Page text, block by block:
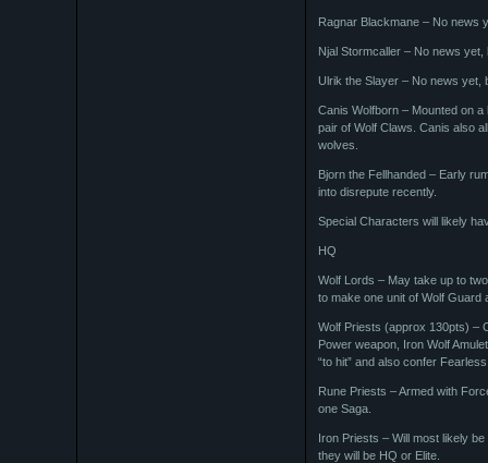
Ragnar Blackmane – No news
Njal Stormcaller – No news
Ulrik the Slayer – No news yet,
Canis Wolfborn – Mounted on
pair of Wolf Claws. Canis also
wolves.
Bjorn the Fellhanded – Early
into disrepute recently.
Special Characters will likely
HQ
Wolf Lords – May take up to
to make one unit of Wolf Guard
Wolf Priests (approx 130pts) –
Power weapon, Iron Wolf
“to hit” and also confer
Rune Priests – Armed with
one Saga.
Iron Priests – Will most likely
they will be HQ or Elite.